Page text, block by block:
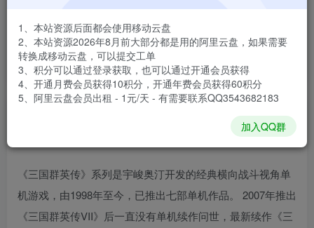
安装包大小
4.59 GB
游戏本体大小
关注 私信
《三国群英传》系列是宇峻奥汀开发的经典横向战斗视角单
机游戏，由1998年至今，已推出七部单机作品。 2007年推出
《三国群英传VII》后一直没有单机续作问世，最新续作《三
1、本站资源后面都会使用移动云盘
2、本站资源2026年8月前大部分都是用的阿里云盘，如果需要
转换成移动云盘，可以提交工单
3、积分可以通过登录获取，也可以通过开通会员获得
4、开通月费会员获得10积分，开通年费会员获得60积分
5、阿里云盘会员出租 - 1元/天 - 有需要联系QQ3543682183
加入QQ群